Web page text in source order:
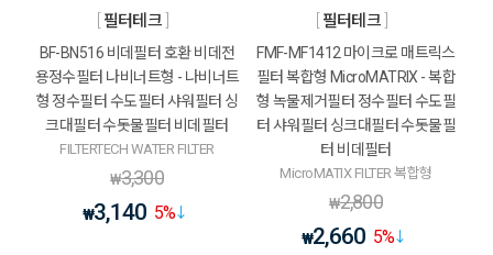
필터테크
BF-BN516 비데필터 호환 비데전
용정수필터 나비너트형 - 나비너트
형 정수필터 수도필터 샤워필터 싱
크대필터 수돗물필터 비데필터
FILTERTECH WATER FILTER
₩3,300
₩3,140 5%
필터테크
FMF-MF1412 마이크로 매트릭스
필터 복합형 MicroMATRIX - 복합
형 녹물제거필터 정수필터 수도필
터 샤워필터 싱크대필터 수돗물필
터 비데필터
MicroMATIX FILTER 복합형
₩2,800
₩2,660 5%